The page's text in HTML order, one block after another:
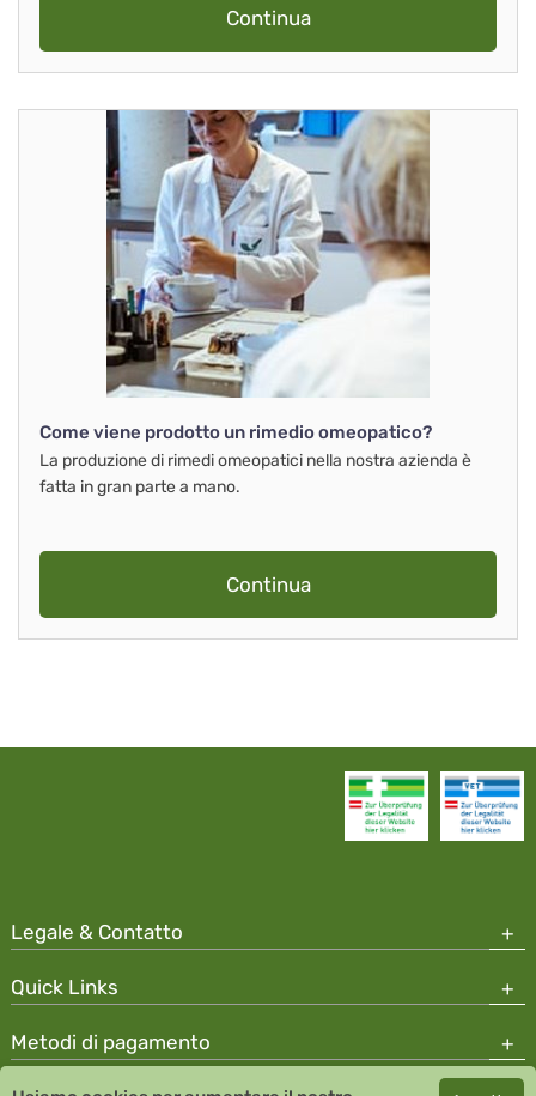
Continua
Come viene prodotto un rimedio omeopatico?
La produzione di rimedi omeopatici nella nostra azienda è
fatta in gran parte a mano.
Continua
Legale & Contatto
Quick Links
Metodi di pagamento